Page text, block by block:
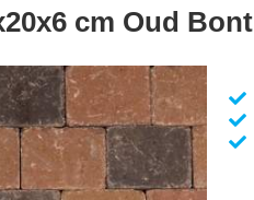
cm Oud Bont